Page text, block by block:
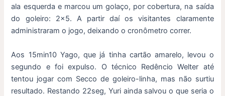
ala esquerda e marcou um golaço, por cobertura, na saída
do goleiro: 2×5. A partir daí os visitantes claramente
administraram o jogo, deixando o cronômetro correr.
Aos 15min10 Yago, que já tinha cartão amarelo, levou o
segundo e foi expulso. O técnico Redêncio Welter até
tentou jogar com Secco de goleiro-linha, mas não surtiu
resultado. Restando 22seg, Yuri ainda salvou o que seria o